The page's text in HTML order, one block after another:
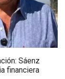
Sáenz
financiera